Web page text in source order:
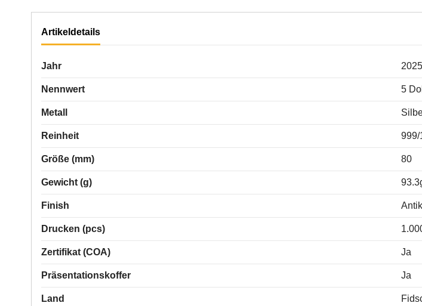
Artikeldetails
Jahr 2025
Nennwert 5
Metall
Reinheit 999/
Größe (mm) 80
Gewicht (g)
Finish
Drucken (pcs)
Zertifikat (COA) Ja
Präsentationskoffer Ja
Land